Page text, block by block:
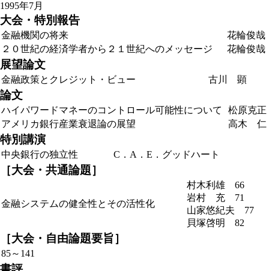
1995年7月
大会・特別報告
金融機関の将来
花輪俊哉
２０世紀の経済学者から２１世紀へのメッセージ
花輪俊哉
展望論文
金融政策とクレジット・ビュー 古川 顕
論文
ハイパワードマネーのコントロール可能性について
松原克正
アメリカ銀行産業衰退論の展望
高木 仁
特別講演
中央銀行の独立性 C．A．E．グッドハート
［大会・共通論題］
金融システムの健全性とその活性化
村木利雄 66
岩村 充 71
山家悠紀夫 77
貝塚啓明 82
［大会・自由論題要旨］
85～141